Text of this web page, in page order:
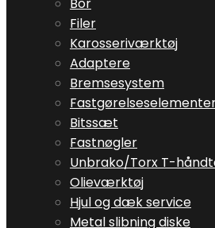
Bor
Filer
Karosseriværktøj
Adaptere
Bremsesystem
Bitssæt
Fastnøgler
Unbrako/Torx T-
Olieværktøj
Hjul og dæk service
Metal slibning diske